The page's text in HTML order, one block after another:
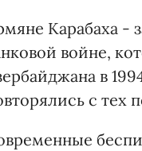
Карабаха -
войне,
в
с тех